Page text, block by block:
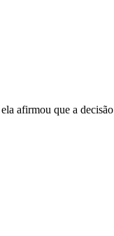
afirmou que a